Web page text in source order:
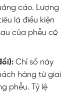
cáo. Lượng
là điều kiện
của phễu có
Chỉ số này
hàng từ giai
phễu. Tỷ lệ